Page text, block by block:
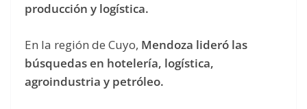
producción y logística.
En la región de Cuyo, Mendoza lideró las
búsquedas en hotelería, logística,
agroindustria y petróleo.